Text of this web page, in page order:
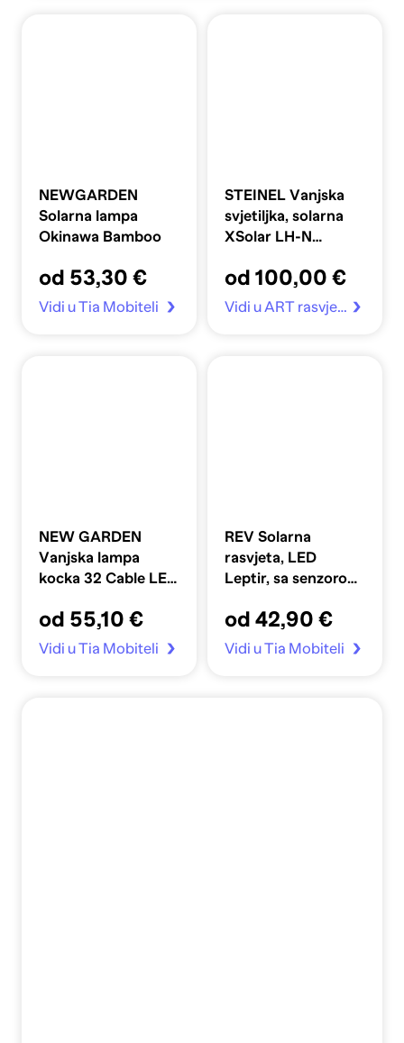
NEWGARDEN
Solarna lampa
Okinawa Bamboo
od 53,30 €
Vidi u Tia Mobiteli
STEINEL Vanjska
svjetiljka, solarna
XSolar LH-N
od 100,00 €
Vidi u ART rasvjeta
NEW GARDEN
Vanjska lampa
kocka 32 Cable LED
od 55,10 €
Vidi u Tia Mobiteli
REV Solarna
rasvjeta, LED
Leptir, sa senzorom,
od 42,90 €
Vidi u Tia Mobiteli